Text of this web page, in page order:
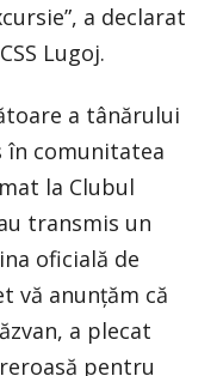
a declarat
Lugoj.
a tânărului
în comunitatea
la Clubul
transmis un
oficială de
vă anunțăm că
a plecat
pentru